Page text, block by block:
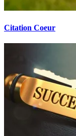
Citation Coeur